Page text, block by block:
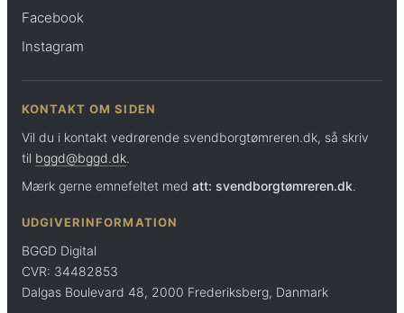
Facebook
Instagram
KONTAKT OM SIDEN
Vil du i kontakt vedrørende svendborgtømreren.dk, så skriv
til bggd@bggd.dk.
Mærk gerne emnefeltet med att: svendborgtømreren.dk.
UDGIVERINFORMATION
BGGD Digital
CVR: 34482853
Dalgas Boulevard 48, 2000 Frederiksberg, Danmark